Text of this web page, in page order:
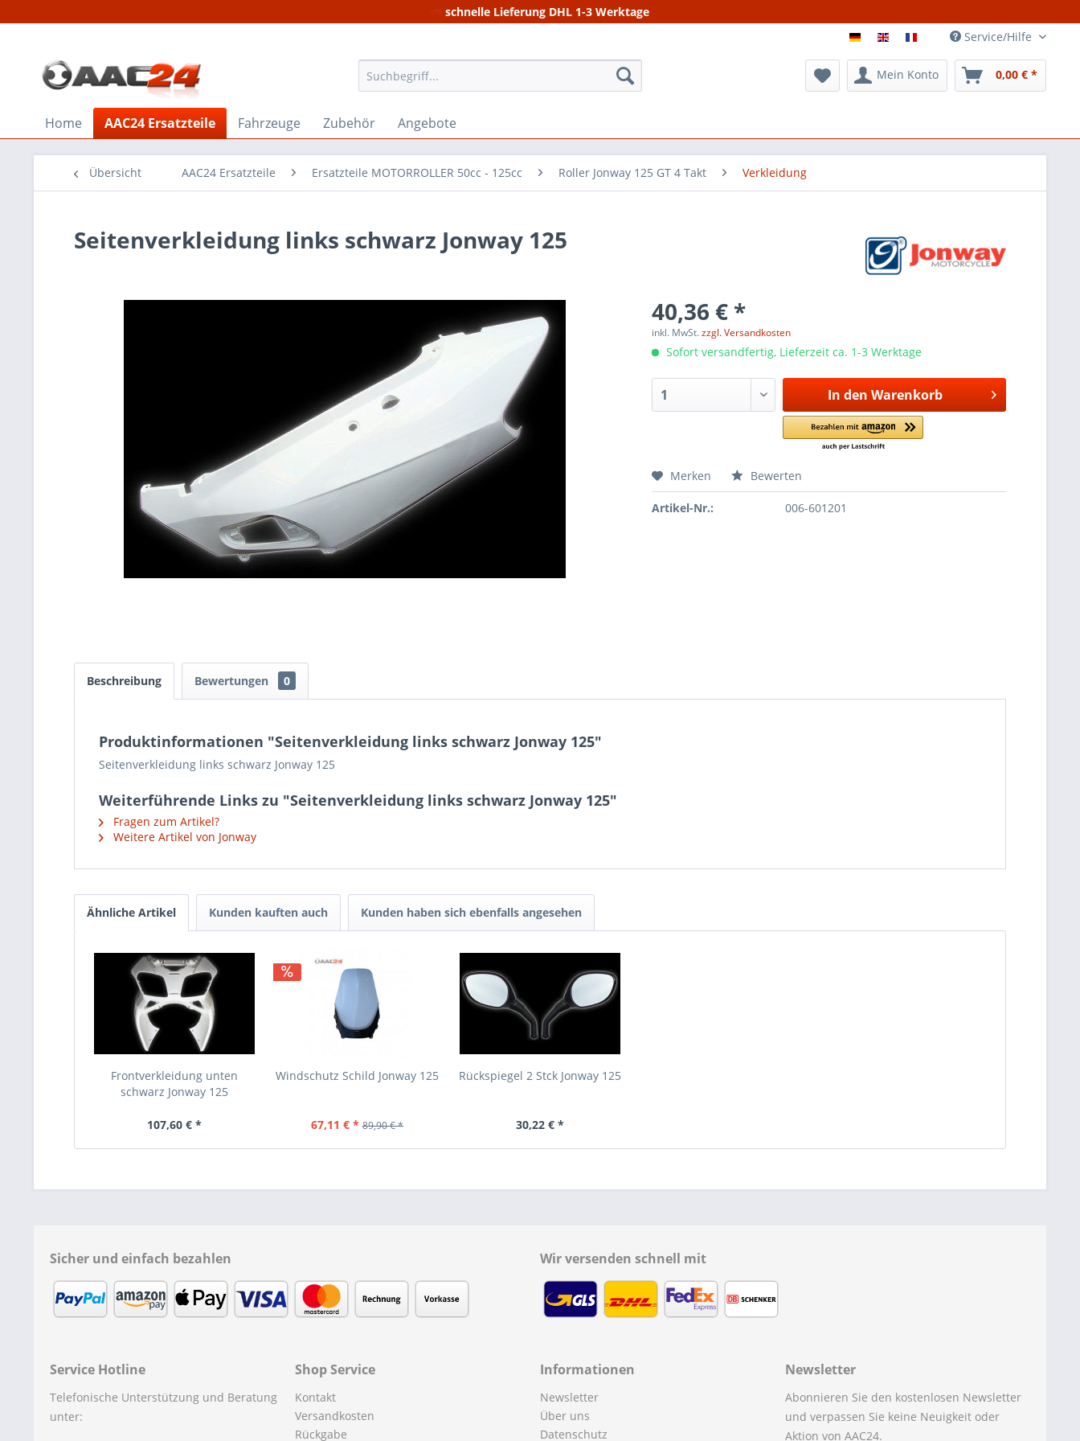
schnelle Lieferung DHL 1-3 Werktage
Service/Hilfe
Mein Konto 0,00 € *
Home AAC24 Ersatzteile Fahrzeuge Zubehör Angebote
Übersicht AAC24 Ersatzteile Ersatzteile MOTORROLLER 50cc - 125cc Roller Jonway 125 GT 4 Takt Verkleidung
Seitenverkleidung links schwarz Jonway 125
40,36 € *
inkl. MwSt.zzgl. Versandkosten
Sofort versandfertig, Lieferzeit ca. 1-3 Werktage
In den Warenkorb
Merken Bewerten
Artikel-Nr.: 006-601201
Beschreibung Bewertungen 0
Produktinformationen "Seitenverkleidung links schwarz Jonway 125"
Seitenverkleidung links schwarz Jonway 125
Weiterführende Links zu "Seitenverkleidung links schwarz Jonway 125"
Fragen zum Artikel?
Weitere Artikel von Jonway
Ähnliche Artikel Kunden kauften auch Kunden haben sich ebenfalls angesehen
Frontverkleidung unten
schwarz Jonway 125
107,60 € *
Windschutz Schild Jonway 125
67,11 € * 89,90 € *
Rückspiegel 2 Stck Jonway 125
30,22 € *
Sicher und einfach bezahlen Wir versenden schnell mit
Service Hotline
Telefonische Unterstützung und Beratung
unter:
Shop Service
Kontakt
Versandkosten
Rückgabe
Informationen
Newsletter
Über uns
Datenschutz
Newsletter
Abonnieren Sie den kostenlosen Newsletter
und verpassen Sie keine Neuigkeit oder
Aktion von AAC24.